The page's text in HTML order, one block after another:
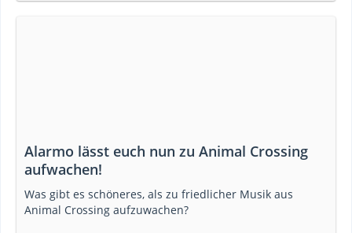
Alarmo lässt euch nun zu Animal Crossing
aufwachen!
Was gibt es schöneres, als zu friedlicher Musik aus
Animal Crossing aufzuwachen?